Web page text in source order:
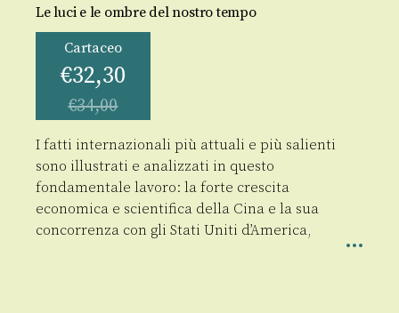
Le luci e le ombre del nostro tempo
Cartaceo
€32,30
€34,00
I fatti internazionali più attuali e più salienti
sono illustrati e analizzati in questo
fondamentale lavoro: la forte crescita
economica e scientifica della Cina e la sua
concorrenza con gli Stati Uniti d’America,